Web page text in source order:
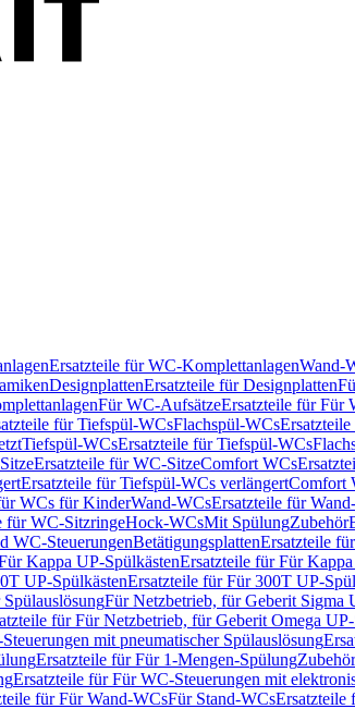
Ersatzteile für WC-KomplettanlagenWand-
DesignplattenErsatzteile für Designplatten
Für WC-AufsätzeErsatzteile für Für
für Tiefspül-WCsFlachspül-WCs
Tiefspül-WCsErsatzteile für Tiefspül-WCs
Ersatzteile für WC-SitzeComfort WCs
Ersatzteile für Tiefspül-WCs verlängertComfort
WCs für KinderWand-WCsErsatzteile für
für WC-SitzringeHock-WCsMit SpülungZubehör
WC-SteuerungenBetätigungsplattenErsatzteile
Kappa UP-SpülkästenErsatzteile für Für
UP-SpülkästenErsatzteile für Für 300T UP-
Für Netzbetrieb, für Geberit Sigma
für Für Netzbetrieb, für Geberit Omega
mit pneumatischer Spülauslösung
Ersatzteile für Für 1-Mengen-Spülung
Ersatzteile für Für WC-Steuerungen mit
für Für Wand-WCsFür Stand-WCsErsatzteile